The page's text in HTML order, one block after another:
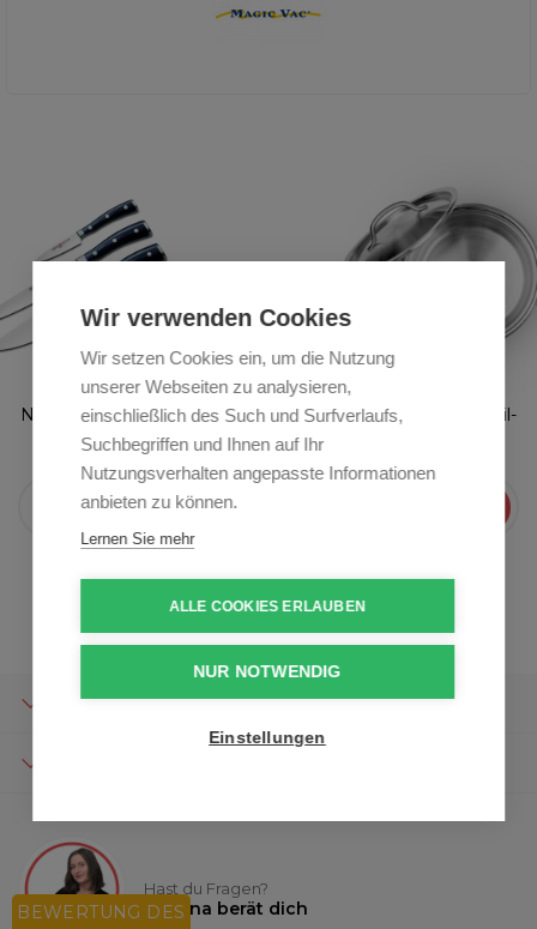
Wir verwenden Cookies
Wir setzen Cookies ein, um die Nutzung
unserer Webseiten zu analysieren,
einschließlich des Such und Surfverlaufs,
Suchbegriffen und Ihnen auf Ihr
Nutzungsverhalten angepasste Informationen
anbieten zu können.
Lernen Sie mehr
ALLE COOKIES ERLAUBEN
NUR NOTWENDIG
Einstellungen
Das Beste für Ihren Posteingang
News, Rezepte, Tipps und Ratschläge direkt an Ihre E-Mail-
Adresse
ÜBER DAS UNTERNEHMEN
Hast du Fragen?
Kristina berät dich
BEWERTUNG DES